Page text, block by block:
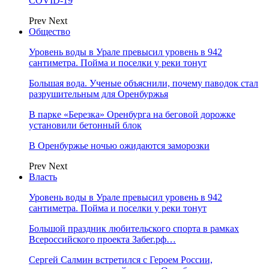
Prev Next
Общество
Уровень воды в Урале превысил уровень в 942
сантиметра. Пойма и поселки у реки тонут
Большая вода. Ученые объяснили, почему паводок стал
разрушительным для Оренбуржья
В парке «Березка» Оренбурга на беговой дорожке
установили бетонный блок
В Оренбуржье ночью ожидаются заморозки
Prev Next
Власть
Уровень воды в Урале превысил уровень в 942
сантиметра. Пойма и поселки у реки тонут
Большой праздник любительского спорта в рамках
Всероссийского проекта Забег.рф…
Сергей Салмин встретился с Героем России,